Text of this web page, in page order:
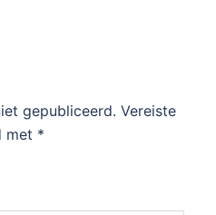
gepubliceerd. Vereiste
met *